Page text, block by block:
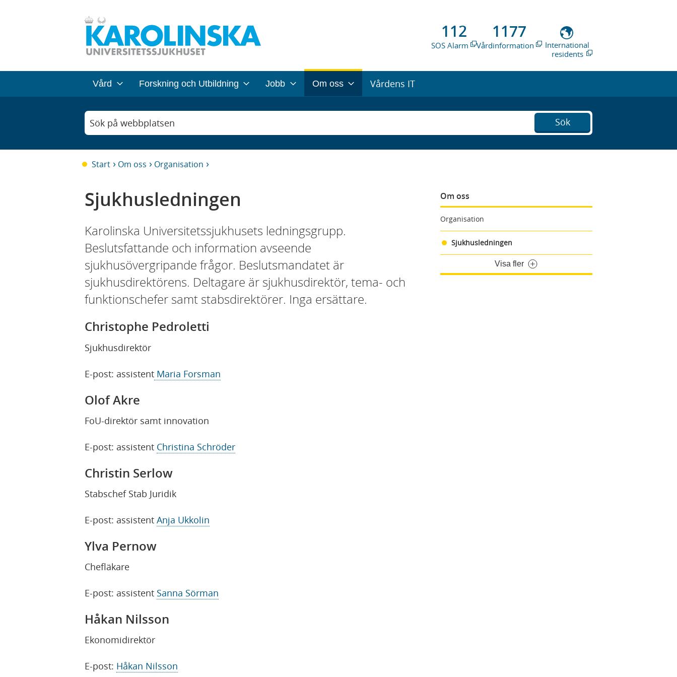
112
SOS Alarm
1177
Vårdinformation
International
residents
Vård Forskning och Utbildning Jobb Om oss Vårdens IT
Sök på webbplatsen Sök
Start Om oss Organisation
Om oss
Organisation
Sjukhusledningen
Visa fler
Sjukhusledningen
Karolinska Universitetssjukhusets ledningsgrupp.
Beslutsfattande och information avseende
sjukhusövergripande frågor. Beslutsmandatet är
sjukhusdirektörens. Deltagare är sjukhusdirektör, tema- och
funktionschefer samt stabsdirektörer. Inga ersättare.
Christophe Pedroletti
Sjukhusdirektör
E-post: assistent Maria Forsman
Olof Akre
FoU-direktör samt innovation
E-post: assistent Christina Schröder
Christin Serlow
Stabschef Stab Juridik
E-post: assistent Anja Ukkolin
Ylva Pernow
Chefläkare
E-post: assistent Sanna Sörman
Håkan Nilsson
Ekonomidirektör
E-post: Håkan Nilsson